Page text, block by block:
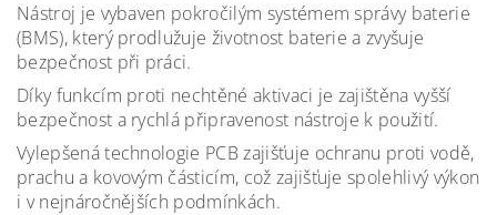
Nástroj je vybaven pokročilým systémem správy baterie
(BMS), který prodlužuje životnost baterie a zvyšuje
bezpečnost při práci.
Díky funkcím proti nechtěné aktivaci je zajištěna vyšší
bezpečnost a rychlá připravenost nástroje k použití.
Vylepšená technologie PCB zajišťuje ochranu proti vodě,
prachu a kovovým částicím, což zajišťuje spolehlivý výkon
i v nejnáročnějších podmínkách.